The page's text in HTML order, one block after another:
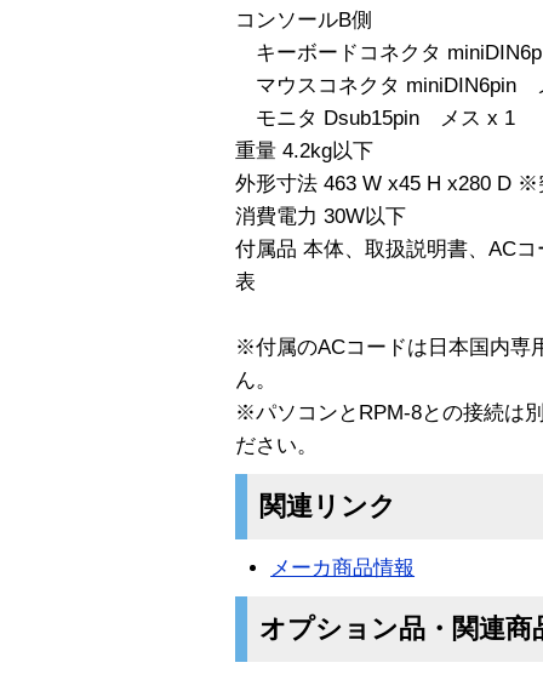
コンソールB側
キーボードコネクタ
マウスコネクタ miniDIN6pin
モニタ Dsub15pin メス x 1
重量 4.2kg以下
外形寸法 463 W x45 H x280 D
消費電力 30W以下
付属品 本体、取扱説明書、AC
表
※付属のACコードは日本国内専
ん。
※パソコンとRPM-8との接続は
ださい。
関連リンク
メーカ商品情報
オプション品・関連商